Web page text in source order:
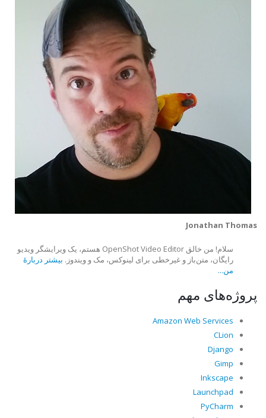
Jonathan Thomas
سلام! من خالق OpenShot Video Editor هستم، یک ویرایشگر ویدیو
رایگان، متن‌باز و غیرخطی برای لینوکس، مک و ویندوز. بیشتر دربارهٔ
من...
پروژه‌های مهم
Amazon Web Services
CLion
Django
Gimp
Inkscape
Launchpad
PyCharm